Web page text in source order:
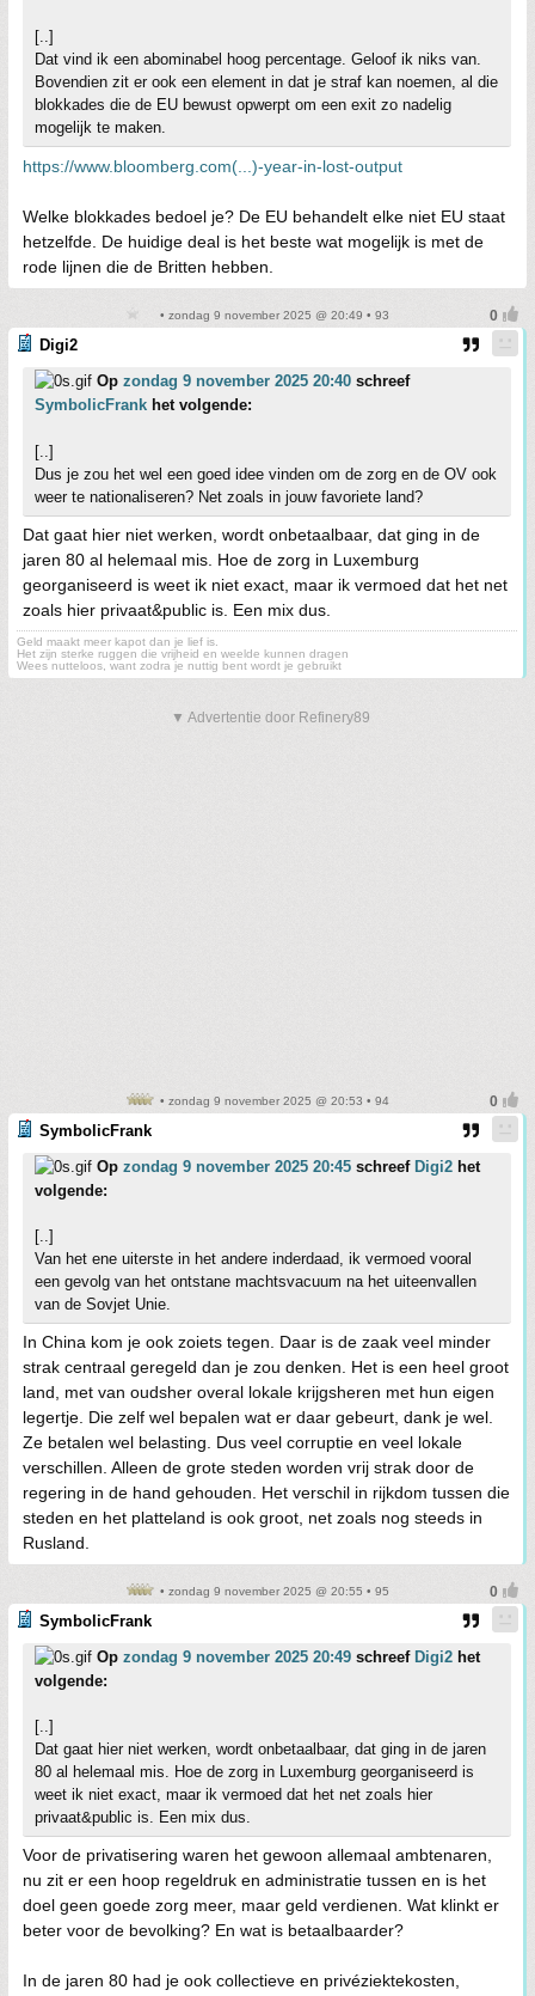
[..]
Dat vind ik een abominabel hoog percentage. Geloof ik niks van.
Bovendien zit er ook een element in dat je straf kan noemen, al die
blokkades die de EU bewust opwerpt om een exit zo nadelig
mogelijk te maken.
https://www.bloomberg.com(...)-year-in-lost-output
Welke blokkades bedoel je? De EU behandelt elke niet EU staat
hetzelfde. De huidige deal is het beste wat mogelijk is met de
rode lijnen die de Britten hebben.
• zondag 9 november 2025 @ 20:49 • 93
Digi2
Op zondag 9 november 2025 20:40 schreef
SymbolicFrank het volgende:
[..]
Dus je zou het wel een goed idee vinden om de zorg en de OV ook
weer te nationaliseren? Net zoals in jouw favoriete land?
Dat gaat hier niet werken, wordt onbetaalbaar, dat ging in de
jaren 80 al helemaal mis. Hoe de zorg in Luxemburg
georganiseerd is weet ik niet exact, maar ik vermoed dat het net
zoals hier privaat&public is. Een mix dus.
Geld maakt meer kapot dan je lief is.
Het zijn sterke ruggen die vrijheid en weelde kunnen dragen
Wees nutteloos, want zodra je nuttig bent wordt je gebruikt
▼ Advertentie door Refinery89
• zondag 9 november 2025 @ 20:53 • 94
SymbolicFrank
Op zondag 9 november 2025 20:45 schreef Digi2 het
volgende:
[..]
Van het ene uiterste in het andere inderdaad, ik vermoed vooral
een gevolg van het ontstane machtsvacuum na het uiteenvallen
van de Sovjet Unie.
In China kom je ook zoiets tegen. Daar is de zaak veel minder
strak centraal geregeld dan je zou denken. Het is een heel groot
land, met van oudsher overal lokale krijgsheren met hun eigen
legertje. Die zelf wel bepalen wat er daar gebeurt, dank je wel.
Ze betalen wel belasting. Dus veel corruptie en veel lokale
verschillen. Alleen de grote steden worden vrij strak door de
regering in de hand gehouden. Het verschil in rijkdom tussen die
steden en het platteland is ook groot, net zoals nog steeds in
Rusland.
• zondag 9 november 2025 @ 20:55 • 95
SymbolicFrank
Op zondag 9 november 2025 20:49 schreef Digi2 het
volgende:
[..]
Dat gaat hier niet werken, wordt onbetaalbaar, dat ging in de jaren
80 al helemaal mis. Hoe de zorg in Luxemburg georganiseerd is
weet ik niet exact, maar ik vermoed dat het net zoals hier
privaat&public is. Een mix dus.
Voor de privatisering waren het gewoon allemaal ambtenaren,
nu zit er een hoop regeldruk en administratie tussen en is het
doel geen goede zorg meer, maar geld verdienen. Wat klinkt er
beter voor de bevolking? En wat is betaalbaarder?
In de jaren 80 had je ook collectieve en privéziektekosten,